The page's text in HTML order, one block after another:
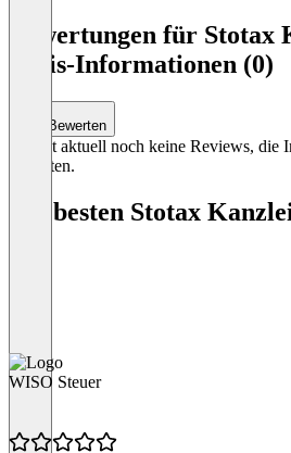
Bewertungen für
Preis-Informationen (0)
Bewerten
Es gibt aktuell noch keine Reviews, die
enthalten.
Die besten Stotax
WISO Steuer